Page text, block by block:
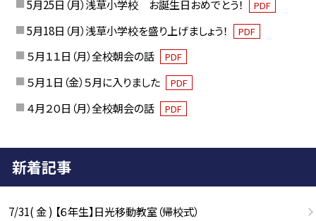
5月25日（月）浅草小学校 お誕生日おめでとう！
PDF
5月18日（月）浅草小学校を盛り上げましょう！ PDF
５月１１日（月）全校朝会の話 PDF
５月１日（金）５月に入りました PDF
４月２０日（月）全校朝会の話 PDF
新着記事
7/31( 金 ) 【６年生】日光移動教室（帰校式）